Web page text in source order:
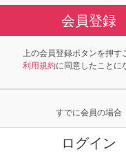
会員登録
上の会員登録ボタンを押す
利用規約に同意したことに
すでに会員の場合
ログイン